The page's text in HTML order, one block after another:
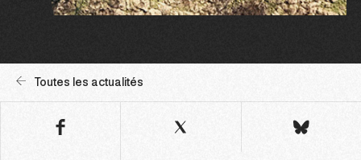
Toutes les actualités